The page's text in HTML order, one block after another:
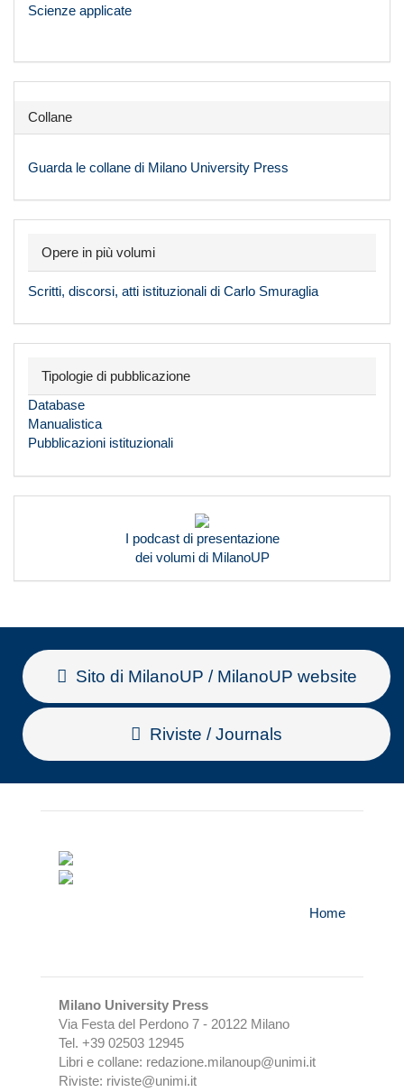
Scienze applicate
Collane
Guarda le collane di Milano University Press
Opere in più volumi
Scritti, discorsi, atti istituzionali di Carlo Smuraglia
Tipologie di pubblicazione
Database
Manualistica
Pubblicazioni istituzionali
I podcast di presentazione
dei volumi di MilanoUP
Sito di MilanoUP / MilanoUP website
Riviste / Journals
Home
Milano University Press
Via Festa del Perdono 7 - 20122 Milano
Tel. +39 02503 12945
Libri e collane: redazione.milanoup@unimi.it
Riviste: riviste@unimi.it